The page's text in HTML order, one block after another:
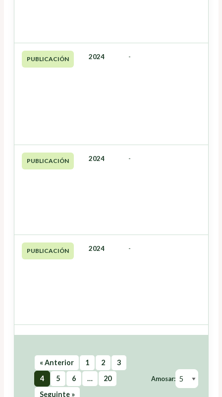
PUBLICACIÓN 2024 -
PUBLICACIÓN 2024 -
PUBLICACIÓN 2024 -
« Anterior 1 2
3
4
5 6 …
20
Seguinte »
Amosar: